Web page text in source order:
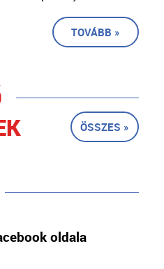
TOVÁBB »
ÖSSZES »
oldala